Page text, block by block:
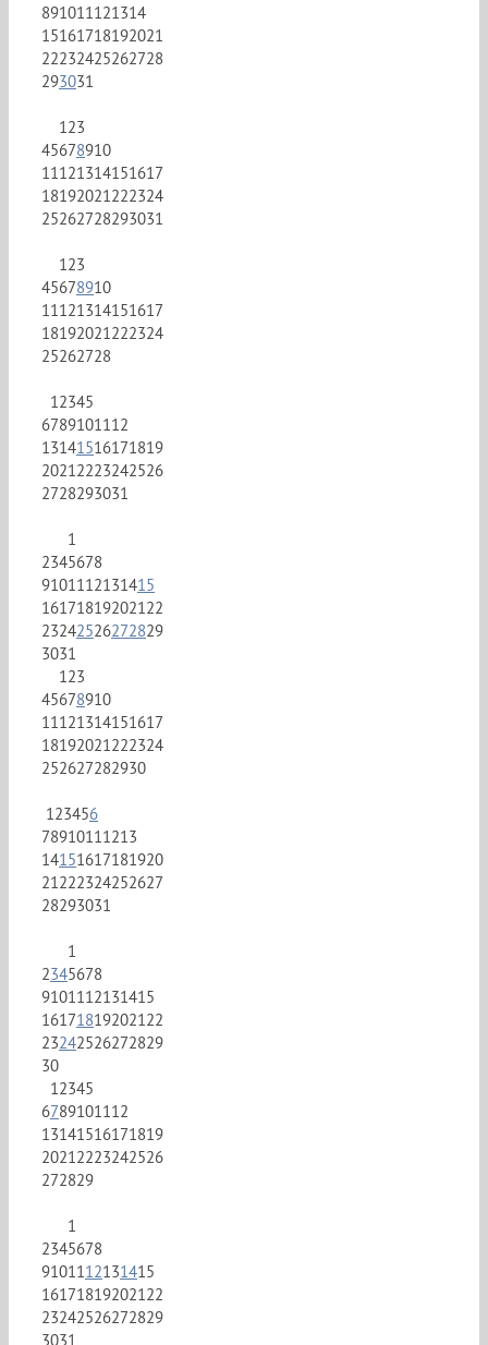
891011 121314
15161718192021
22232425262728
293031
1 23
45678910
11 121314151617
18192021 222324
25262728293031
1 23
45678910
11 121314151617
18192021 222324
25262728
1 2345
67891011 12
13141516171819
2021 2223242526
2728293031
1
2345678
91011 12131415
161718192021 22
23242526272829
3031
1 23
45678910
11 121314151617
18192021 222324
252627282930
1 23456
7891011 1213
14151617181920
21 222324252627
28293031
1
2345678
91011 12131415
161718192021 22
23242526272829
30
1 2345
67891011 12
13141516171819
2021 2223242526
272829
1
2345678
91011 12131415
161718192021 22
23242526272829
3031